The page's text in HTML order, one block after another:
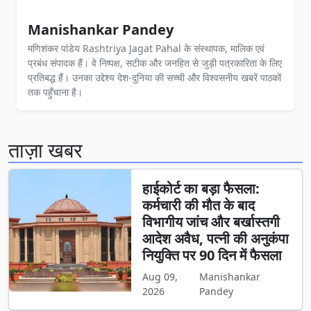
Manishankar Pandey
मणिशंकर पांडेय Rashtriya Jagat Pahal के संस्थापक, मालिक एवं
प्रबंध संपादक हैं। वे निष्पक्ष, सटीक और जनहित से जुड़ी पत्रकारिता के लिए
प्रतिबद्ध हैं। उनका उद्देश्य देश-दुनिया की सच्ची और विश्वसनीय खबरें पाठकों
तक पहुँचाना है।
ताज़ा खबर
हाईकोर्ट का बड़ा फैसला:
कर्मचारी की मौत के बाद
विभागीय जांच और बर्खास्तगी
आदेश अवैध, पत्नी की अनुकंपा
नियुक्ति पर 90 दिन में फैसला
Aug 09,
2026
Manishankar
Pandey